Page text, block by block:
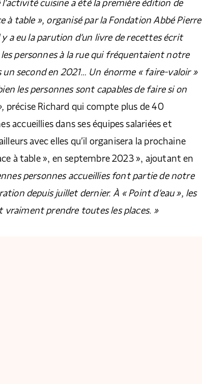
l’activité cuisine a été la première édition de
à table », organisé par la Fondation Abbé Pierre
a eu la parution d’un livre de recettes écrit
personnes à la rue qui fréquentaient notre
un second en 2021… Un énorme « faire-valoir »
les personnes sont capables de faire si on
précise Richard qui compte plus de 40
accueillies dans ses équipes salariées et
avec elles qu’il organisera la prochaine
à table », en septembre 2023 », ajoutant en
personnes accueillies font partie de notre
depuis juillet dernier. À « Point d’eau », les
vraiment prendre toutes les places. »